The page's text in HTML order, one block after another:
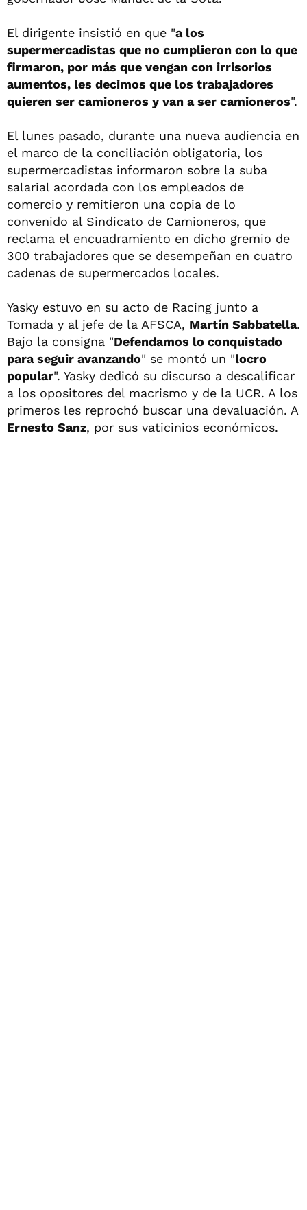
El dirigente insistió en que "a los
supermercadistas que no cumplieron con lo que
firmaron, por más que vengan con irrisorios
aumentos, les decimos que los trabajadores
quieren ser camioneros y van a ser camioneros".
El lunes pasado, durante una nueva audiencia en
el marco de la conciliación obligatoria, los
supermercadistas informaron sobre la suba
salarial acordada con los empleados de
comercio y remitieron una copia de lo
convenido al Sindicato de Camioneros, que
reclama el encuadramiento en dicho gremio de
300 trabajadores que se desempeñan en cuatro
cadenas de supermercados locales.
Yasky estuvo en su acto de Racing junto a
Tomada y al jefe de la AFSCA, Martín Sabbatella.
Bajo la consigna "Defendamos lo conquistado
para seguir avanzando" se montó un "locro
popular". Yasky dedicó su discurso a descalificar
a los opositores del macrismo y de la UCR. A los
primeros les reprochó buscar una devaluación. A
Ernesto Sanz, por sus vaticinios económicos.